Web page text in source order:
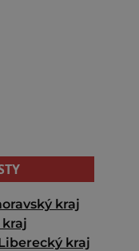
kraj
kraj
kraj